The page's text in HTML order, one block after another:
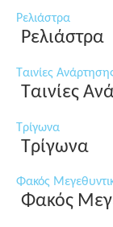
Ρελιάστρα
Ρελιάστρα
Ταινίες
Ταινίες
Τρίγωνα
Τρίγωνα
Φακός
Φακός